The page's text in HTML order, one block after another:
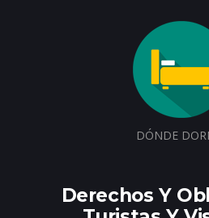
DÓNDE
Derechos Y